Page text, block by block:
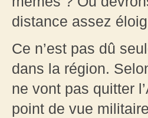
distance assez
Ce n’est pas dû
dans la région.
ne vont pas quitter
point de vue